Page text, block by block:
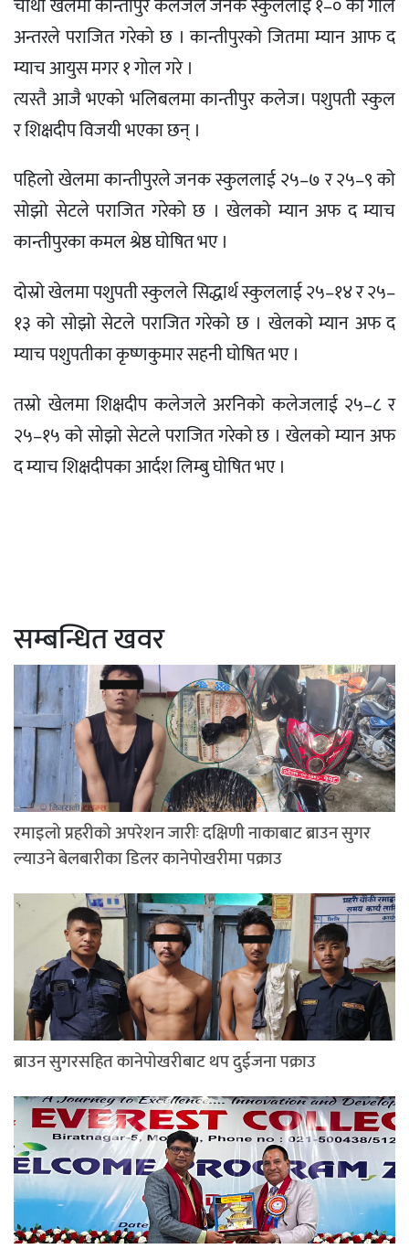
अन्तरले पराजित गरेको छ । कान्तीपुरको जितमा म्यान आफ द
म्याच आयुस मगर १ गोल गरे ।
त्यस्तै आजै भएको भलिबलमा कान्तीपुर कलेज। पशुपती स्कुल
र शिक्षदीप विजयी भएका छन् ।
पहिलो खेलमा कान्तीपुरले जनक स्कुललाई २५–७ र २५–९ को
सोझो सेटले पराजित गरेको छ । खेलको म्यान अफ द म्याच
कान्तीपुरका कमल श्रेष्ठ घोषित भए ।
दोस्रो खेलमा पशुपती स्कुलले सिद्धार्थ स्कुललाई २५–१४ र २५–
१३ को सोझो सेटले पराजित गरेको छ । खेलको म्यान अफ द
म्याच पशुपतीका कृष्णकुमार सहनी घोषित भए ।
तस्रो खेलमा शिक्षदीप कलेजले अरनिको कलेजलाई २५–८ र
२५–१५ को सोझो सेटले पराजित गरेको छ । खेलको म्यान अफ
द म्याच शिक्षदीपका आर्दश लिम्बु घोषित भए ।
सम्बन्धित खवर
रमाइलो प्रहरीको अपरेशन जारीः दक्षिणी नाकाबाट ब्राउन सुगर
ल्याउने बेलबारीका डिलर कानेपोखरीमा पक्राउ
ब्राउन सुगरसहित कानेपोखरीबाट थप दुईजना पक्राउ